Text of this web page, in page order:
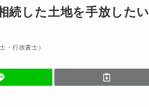
続した土地を手放した
・行政書士）